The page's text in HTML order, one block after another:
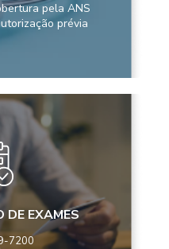
pela ANS
prévia
DE EXAMES
7200